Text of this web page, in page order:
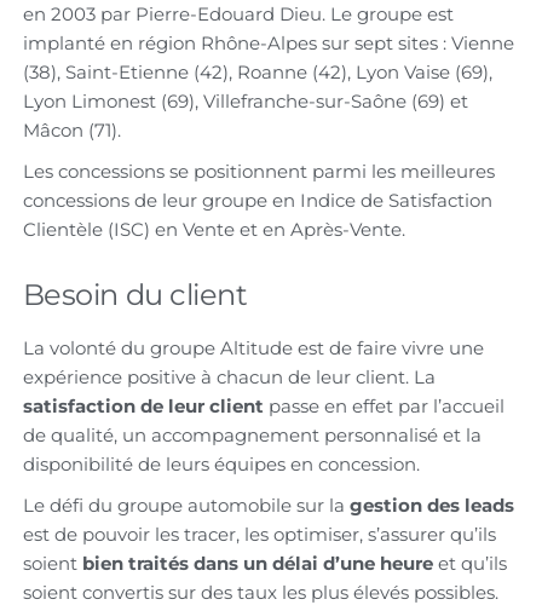
en 2003 par Pierre-Edouard Dieu. Le groupe est
implanté en région Rhône-Alpes sur sept sites : Vienne
(38), Saint-Etienne (42), Roanne (42), Lyon Vaise (69),
Lyon Limonest (69), Villefranche-sur-Saône (69) et
Mâcon (71).
Les concessions se positionnent parmi les meilleures
concessions de leur groupe en Indice de Satisfaction
Clientèle (ISC) en Vente et en Après-Vente.
Besoin du client
La volonté du groupe Altitude est de faire vivre une
expérience positive à chacun de leur client. La
satisfaction de leur client passe en effet par l’accueil
de qualité, un accompagnement personnalisé et la
disponibilité de leurs équipes en concession.
Le défi du groupe automobile sur la gestion des leads
est de pouvoir les tracer, les optimiser, s’assurer qu’ils
soient bien traités dans un délai d’une heureet qu’ils
soient convertis sur des taux les plus élevés possibles.